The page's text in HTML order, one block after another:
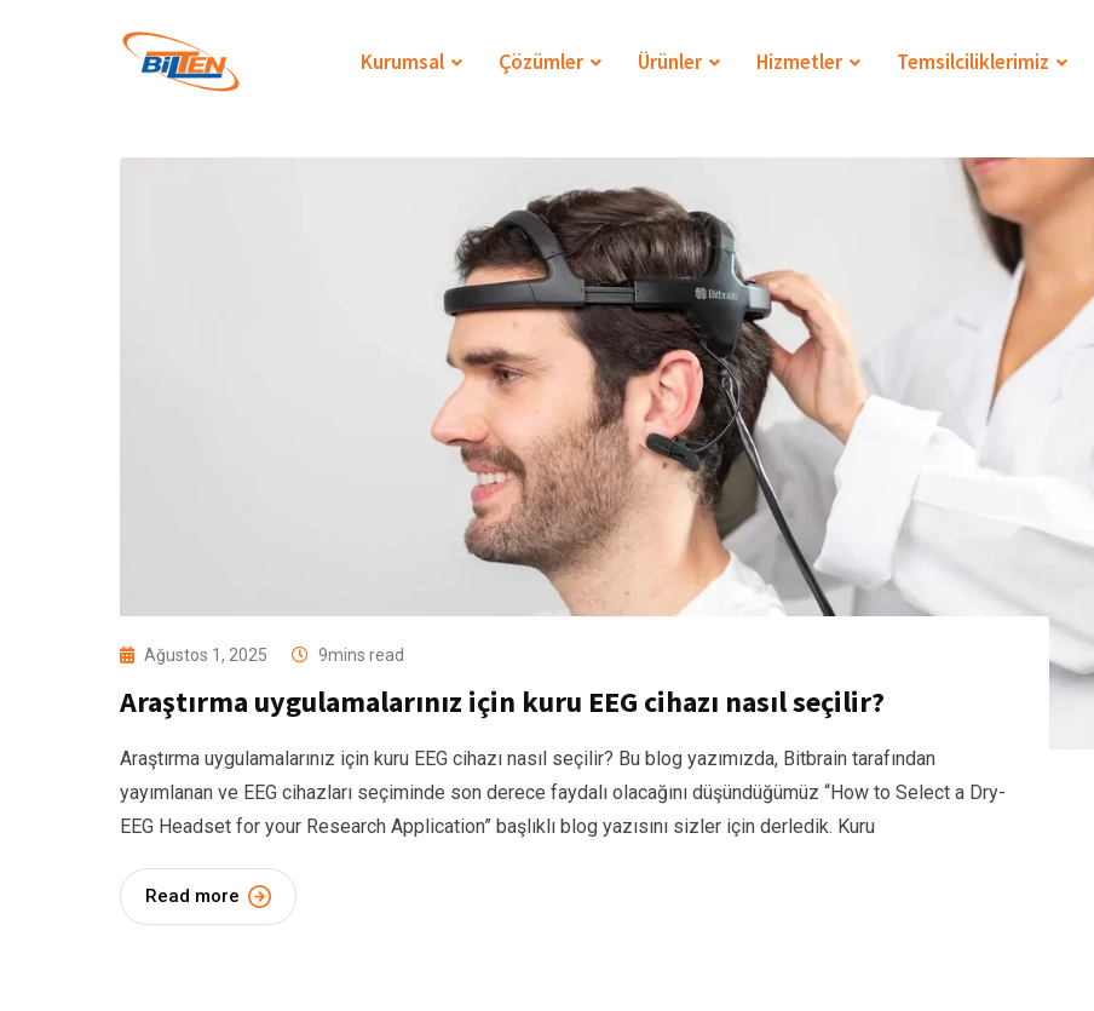
Kurumsal Çözümler Ürünler Hizmetler Temsilciliklerimiz
Ağustos 1, 2025 9mins read
Araştırma uygulamalarınız için kuru EEG cihazı nasıl seçilir?
Araştırma uygulamalarınız için kuru EEG cihazı nasıl seçilir? Bu blog yazımızda, Bitbrain tarafından
yayımlanan ve EEG cihazları seçiminde son derece faydalı olacağını düşündüğümüz “How to Select a Dry-
EEG Headset for your Research Application” başlıklı blog yazısını sizler için derledik. Kuru
Read more